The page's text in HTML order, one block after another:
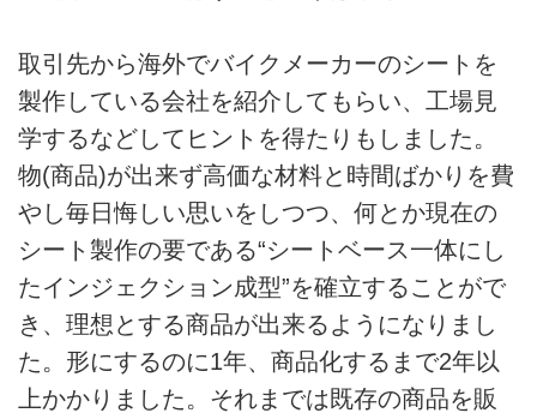
取引先から海外でバイクメーカーのシートを
製作している会社を紹介してもらい、工場見
学するなどしてヒントを得たりもしました。
物(商品)が出来ず高価な材料と時間ばかりを費
やし毎日悔しい思いをしつつ、何とか現在の
シート製作の要である“シートベース一体にし
たインジェクション成型”を確立することがで
き、理想とする商品が出来るようになりまし
た。形にするのに1年、商品化するまで2年以
上かかりました。それまでは既存の商品を販